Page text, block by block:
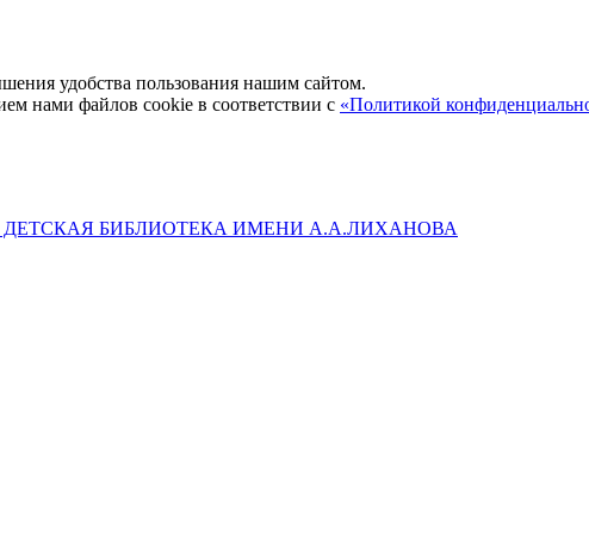
удобства пользования нашим сайтом.
нами файлов cookie в соответствии с «Политикой
ДЕТСКАЯ БИБЛИОТЕКА ИМЕНИ А.А.ЛИХАНОВА